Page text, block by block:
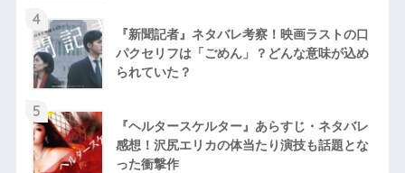
4
『新聞記者』ネタバレ考察！映画ラストの口
パクセリフは「ごめん」？どんな意味が込め
られていた？
5
『ヘルタースケルター』あらすじ・ネタバレ
感想！沢尻エリカの体当たり演技も話題とな
った衝撃作